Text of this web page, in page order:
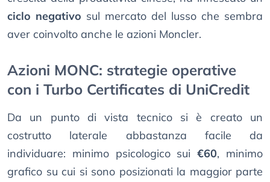
ciclo negativo sul mercato del lusso che sembra
aver coinvolto anche le azioni Moncler.
Azioni MONC: strategie operative
con i Turbo Certificates di UniCredit
Da un punto di vista tecnico si è creato un
costrutto laterale abbastanza facile da
individuare: minimo psicologico sui€60, minimo
grafico su cui si sono posizionati la maggior parte